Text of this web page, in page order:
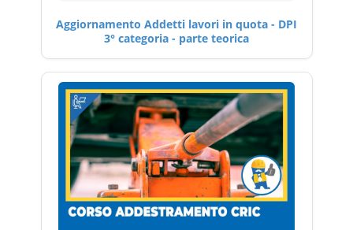
Aggiornamento Addetti lavori in quota - DPI
3° categoria - parte teorica